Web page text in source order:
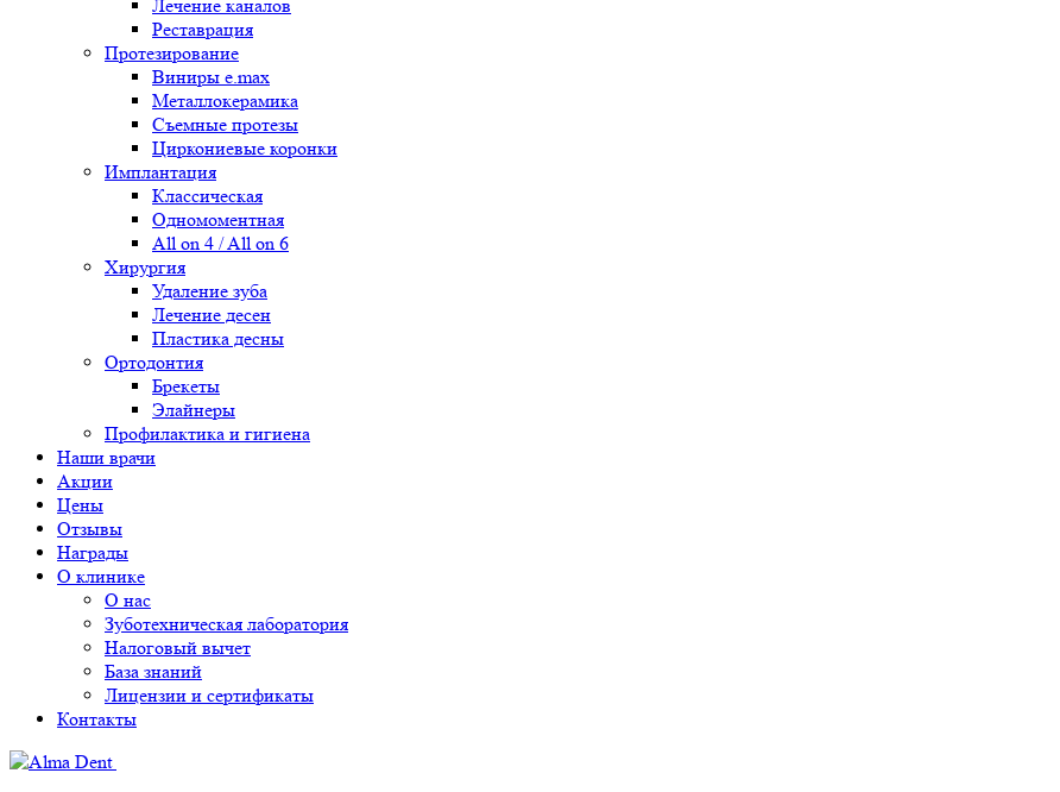
Лечение каналов
Реставрация
Протезирование
Виниры e.max
Металлокерамика
Съемные протезы
Циркониевые коронки
Имплантация
Классическая
Одномоментная
All on 4 / All on 6
Хирургия
Удаление зуба
Лечение десен
Пластика десны
Ортодонтия
Брекеты
Элайнеры
Профилактика и гигиена
Наши врачи
Акции
Цены
Отзывы
Награды
О клинике
О нас
Зуботехническая лаборатория
Налоговый вычет
База знаний
Лицензии и сертификаты
Контакты